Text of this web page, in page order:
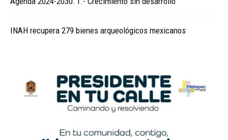
INAH recupera 279 bienes arqueológicos mexicanos